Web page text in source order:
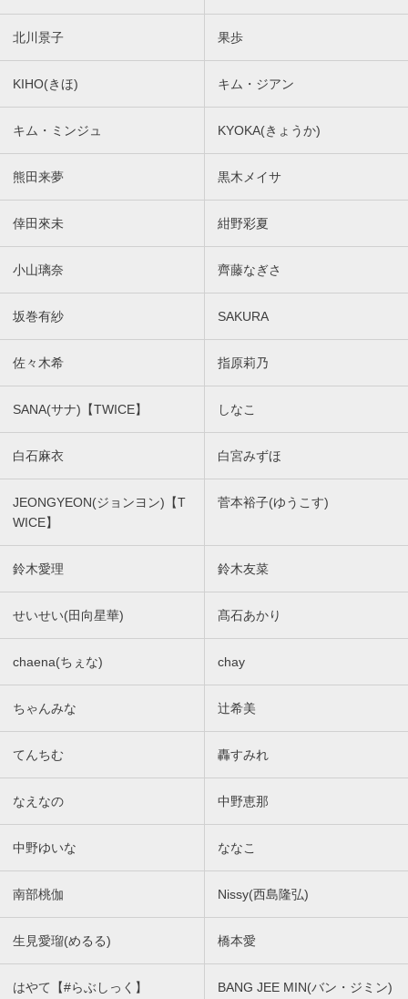
北川景子 果歩
KIHO(きほ) キム・ジアン
キム・ミンジュ KYOKA(きょうか)
熊田来夢 黒木メイサ
倖田來未 紺野彩夏
小山璃奈 齊藤なぎさ
坂巻有紗 SAKURA
佐々木希 指原莉乃
SANA(サナ)【TWICE】 しなこ
白石麻衣 白宮みずほ
JEONGYEON(ジョンヨン)【T
WICE】
菅本裕子(ゆうこす)
鈴木愛理 鈴木友菜
せいせい(田向星華) 髙石あかり
chaena(ちぇな) chay
ちゃんみな 辻希美
てんちむ 轟すみれ
なえなの 中野恵那
中野ゆいな ななこ
南部桃伽 Nissy(西島隆弘)
生見愛瑠(めるる) 橋本愛
はやて【#らぶしっく】
BANG JEE MIN(バン・ジミン)